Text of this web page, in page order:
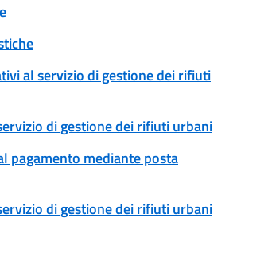
al servizio di gestione dei rifiuti
di gestione dei rifiuti urbani
pagamento mediante posta
di gestione dei rifiuti urbani